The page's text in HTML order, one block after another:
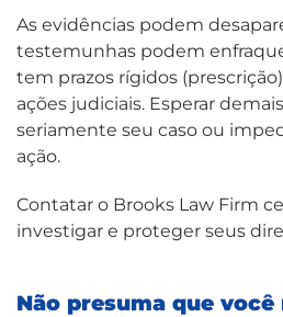
As evidências podem
testemunhas podem
tem prazos rígidos
ações judiciais. Esperar
seriamente seu caso ou
ação.
Contatar o Brooks Law Firm
investigar e proteger seus
Não presuma que